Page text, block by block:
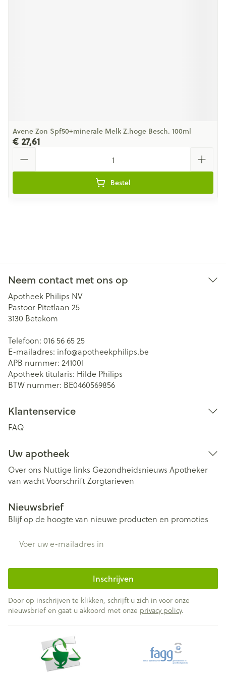
Avene Zon Spf50+minerale Melk Z.hoge Besch. 100ml
€ 27,61
Bestel
Neem contact met ons op
Apotheek Philips NV
Pastoor Pitetlaan 25
3130 Betekom
Telefoon: 016 56 65 25
E-mailadres: info@apotheekphilips.be
APB nummer: 241001
Apotheek titularis: Hilde Philips
BTW nummer: BE0460569856
Klantenservice
FAQ
Uw apotheek
Over ons Nuttige links Gezondheidsnieuws Apotheker
van wachtVoorschriftZorgtarieven
Nieuwsbrief
Blijf op de hoogte van nieuwe producten en promoties
Inschrijven
Door op inschrijven te klikken, schrijft u zich in voor onze
nieuwsbrief en gaat u akkoord met onze privacy policy.